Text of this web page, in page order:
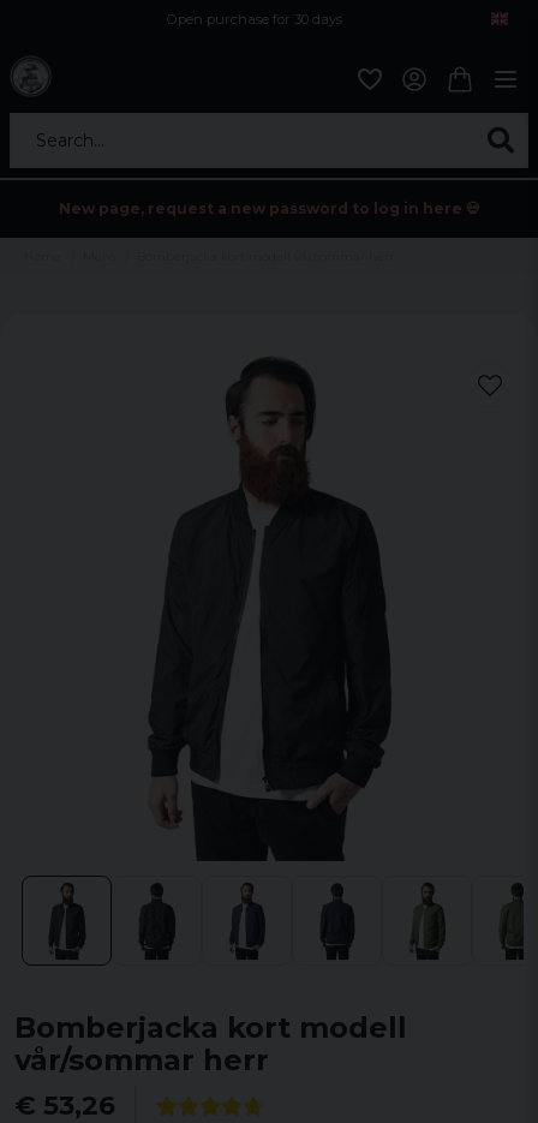
Open purchase for 30 days
Search...
New page, request a new password to log in here 💀
Bomberjacka kort modell
vår/sommar herr
€ 53,26